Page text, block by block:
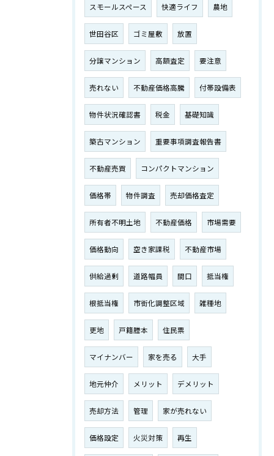
スモールスペース 快適ライフ 農地
世田谷区 ゴミ屋敷 放置
分譲マンション 高額査定 要注意
売れない 不動産価格高騰 付帯設備表
物件状況確認書 税金 基礎知識
築古マンション 重要事項調査報告書
不動産売買 コンパクトマンション
価格帯 物件調査 売却価格査定
所有者不明土地 不動産価格 市場需要
価格動向 空き家課税 不動産市場
供給過剰 道路幅員 間口 抵当権
根抵当権 市街化調整区域 雑種地
更地 戸籍謄本 住民票
マイナンバー 家を売る 大手
地元仲介 メリット デメリット
売却方法 管理 家が売れない
価格設定 火災対策 再生